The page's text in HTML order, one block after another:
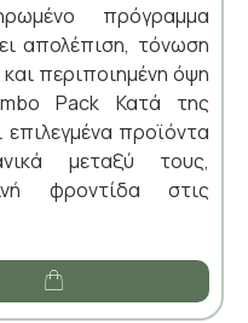
πρόγραμμα
απολέπιση, τόνωση
περιποιημένη όψη
Pack Κατά της
επιλεγμένα προϊόντα
μεταξύ τους,
φροντίδα στις